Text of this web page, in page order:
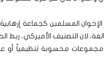
الإخوان المسلمين كجماعة
لان التصنيف الأميركي، ربط
محسوبة تنظيمياً أو